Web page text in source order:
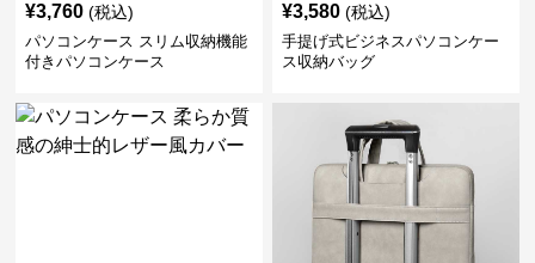
¥3,760 (税込)
パソコンケース スリム収納機能
付きパソコンケース
¥3,580 (税込)
手提げ式ビジネスパソコンケー
ス収納バッグ